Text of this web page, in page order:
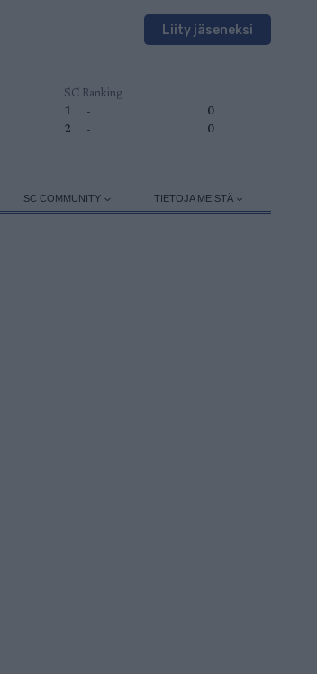
Liity jäseneksi
SC Ranking
1
-
0
2
- 0
SC COMMUNITY TIETOJA MEISTÄ